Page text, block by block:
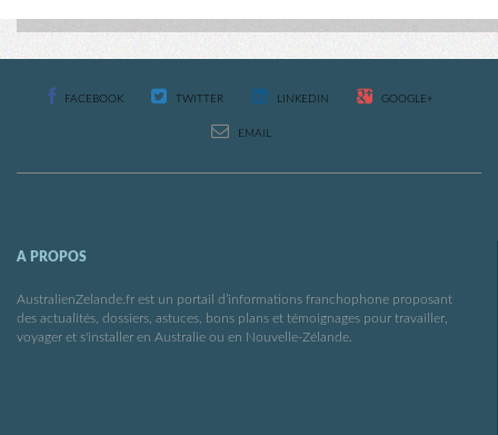
FACEBOOK TWITTER LINKEDIN GOOGLE+
EMAIL
A PROPOS
AustralienZelande.fr est un portail d’informations franchophone proposant
des actualités, dossiers, astuces, bons plans et témoignages pour travailler,
voyager et s'installer en Australie ou en Nouvelle-Zélande.